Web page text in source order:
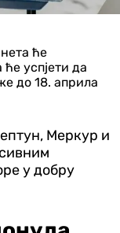
ће
успјети да
до 18. априла
Меркур и
у добру